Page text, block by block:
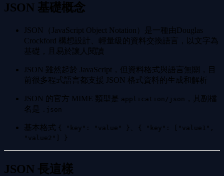
JSON 基礎概念
JSON（JavaScript Object Notation）是一種由Douglas
Crockford 構想設計、輕量級的資料交換語言，以文字為
基礎，且易於讓人閱讀
JSON 雖然起於 JavaScript，但資料格式與語言無關，目
前很多程式語言都支援 JSON 格式資料的生成和解析
JSON 的官方 MIME 類型是 application/json
，其副檔
名是
.json
基本格式 { "key": "value" }
{ "key": ["value1",
"value2"] }
JSON 長這樣